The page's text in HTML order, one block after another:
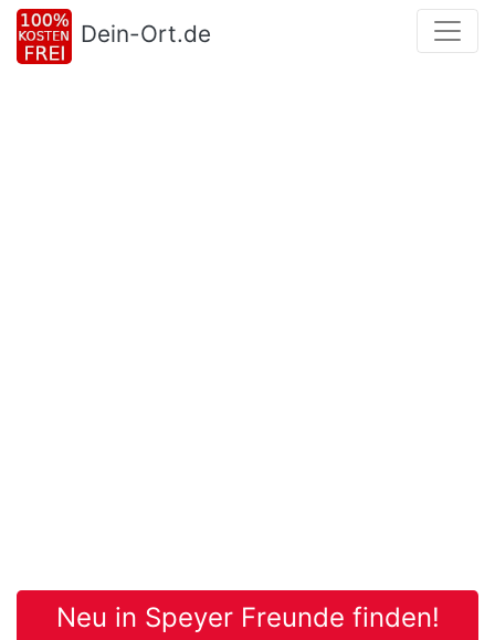
Dein-Ort.de
Neu in Speyer Freunde finden!